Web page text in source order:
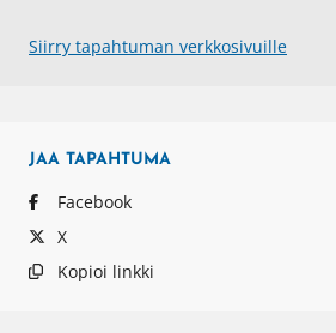
Siirry tapahtuman verkkosivuille
JAA TAPAHTUMA
Facebook
X
Kopioi linkki